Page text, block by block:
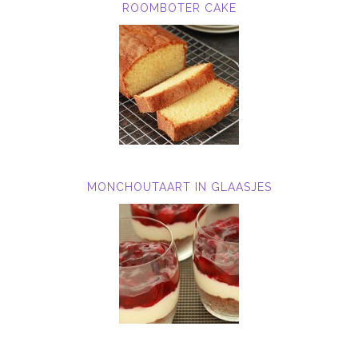
ROOMBOTER CAKE
MONCHOUTAART IN GLAASJES